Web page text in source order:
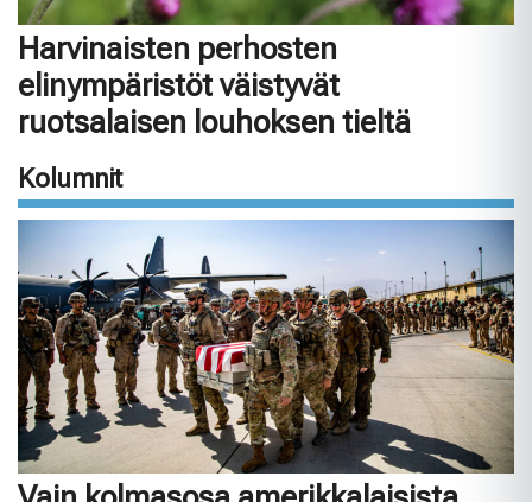
Harvinaisten perhosten
elinympäristöt väistyvät
ruotsalaisen louhoksen tieltä
Kolumnit